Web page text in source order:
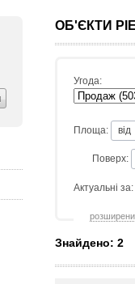
ОБ'ЄКТИ
Угода:
Площа:
Поверх:
Актуальні за:
Знайдено: 2